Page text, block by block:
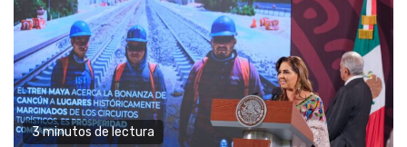
3 minutos de lectura